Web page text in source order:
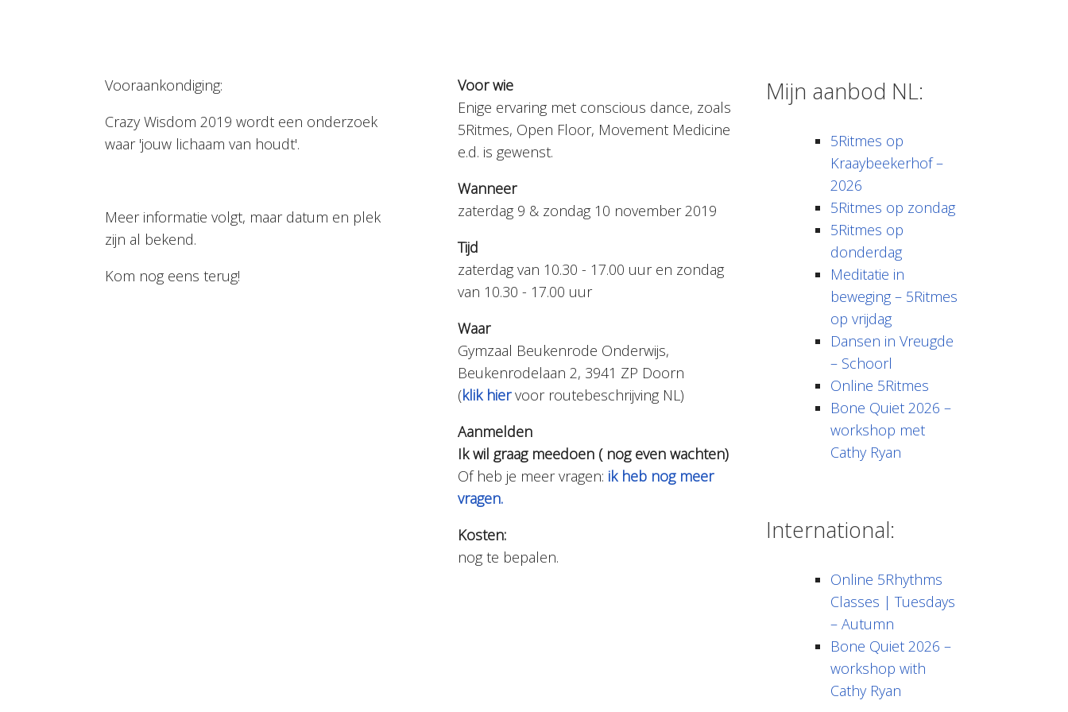
Vooraankondiging:
Crazy Wisdom 2019 wordt een onderzoek
waar 'jouw lichaam van houdt'.
Meer informatie volgt, maar datum en plek
zijn al bekend.
Kom nog eens terug!
Voor wie
Enige ervaring met conscious dance, zoals
5Ritmes, Open Floor, Movement Medicine
e.d. is gewenst.
Wanneer
zaterdag 9 & zondag 10 november 2019
Tijd
zaterdag van 10.30 - 17.00 uur en zondag
van 10.30 - 17.00 uur
Waar
Gymzaal Beukenrode Onderwijs,
Beukenrodelaan 2, 3941 ZP Doorn
(klik hiervoor routebeschrijving NL)
Aanmelden
Ik wil graag meedoen ( nog even wachten)
Of heb je meer vragen: ik heb nog meer
vragen.
Kosten:
nog te bepalen.
Mijn aanbod NL:
5Ritmes op
Kraaybeekerhof –
2026
5Ritmes op zondag
5Ritmes op
donderdag
Meditatie in
beweging – 5Ritmes
op vrijdag
Dansen in Vreugde
– Schoorl
Online 5Ritmes
Bone Quiet 2026 –
workshop met
Cathy Ryan
International:
Online 5Rhythms
Classes | Tuesdays
– Autumn
Bone Quiet 2026 –
workshop with
Cathy Ryan